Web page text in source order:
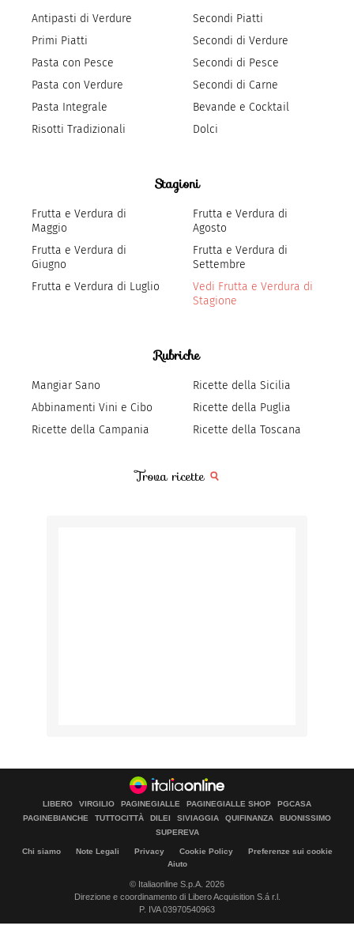
Antipasti di Verdure
Primi Piatti
Pasta con Pesce
Pasta con Verdure
Pasta Integrale
Risotti Tradizionali
Secondi Piatti
Secondi di Verdure
Secondi di Pesce
Secondi di Carne
Bevande e Cocktail
Dolci
Stagioni
Frutta e Verdura di
Maggio
Frutta e Verdura di
Giugno
Frutta e Verdura di Luglio
Frutta e Verdura di
Agosto
Frutta e Verdura di
Settembre
Vedi Frutta e Verdura di
Stagione
Rubriche
Mangiar Sano
Abbinamenti Vini e Cibo
Ricette della Campania
Ricette della Sicilia
Ricette della Puglia
Ricette della Toscana
Trova ricette
LIBERO VIRGILIO PAGINEGIALLE PAGINEGIALLE SHOP
PGCASA
PAGINEBIANCHE
TUTTOCITTÀ DILEI SIVIAGGIA QUIFINANZA
BUONISSIMO
SUPEREVA
Chi siamo Note Legali Privacy Cookie Policy
Preferenze sui cookie
Aiuto
© Italiaonline S.p.A. 2026
Direzione e coordinamento di Libero Acquisition S.á r.l.
P. IVA 03970540963